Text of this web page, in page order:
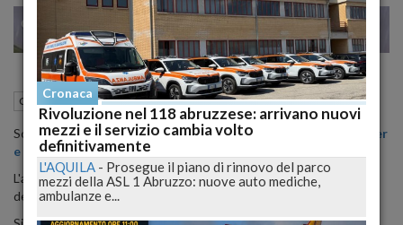
26 35 VENEZIA
Cronaca dal mondo 01 Luglio 2015 11:32
Scoppia una delle coppie più famose di Hollywood.
Jennifer Garner
e Ben Affleckdivorziano dopo 10 anni di matrimonio.
L'annuncio, tramite un comunicato congiunto, arriva all'indomani
dell'anniversario di matrimonio.
Cronaca
Rivoluzione nel 118 abruzzese: arrivano nuovi
mezzi e il servizio cambia volto
definitivamente
L'AQUILA - Prosegue il piano di rinnovo del parco
mezzi della ASL 1 Abruzzo: nuove auto mediche,
ambulanze e...